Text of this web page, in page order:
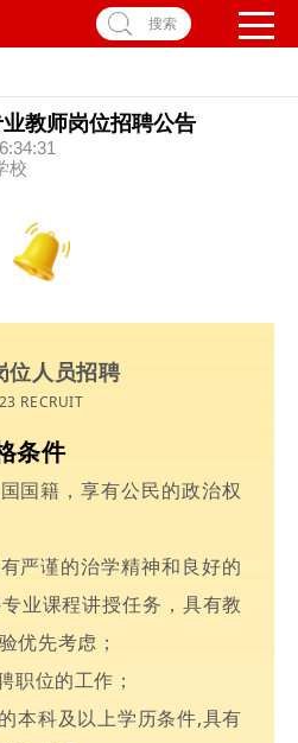
搜索
教师岗位招聘公告
校
位人员招聘
RECRUIT
条件
国籍，享有公民的政治权
严谨的治学精神和良好的
业课程讲授任务，具有教
优先考虑；
职位的工作；
本科及以上学历条件,具有